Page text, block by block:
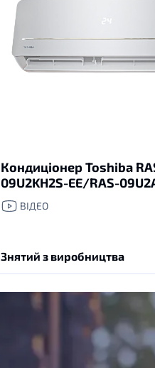
Кондиціонер Toshiba
09U2KH2S-EE/RAS-
ВІДЕО
Знятий з виробництва